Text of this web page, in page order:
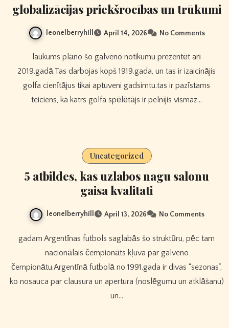
globalizācijas priekšrocības un trūkumi
leonelberryhill April 14, 2026 No Comments
2019.gadā.Tas darbojas kopš 1919.gada, un tas ir izaicinājis
golfa cienītājus tikai aptuveni gadsimtu.tas ir pazīstams
teiciens, ka katrs golfa spēlētājs ir pelnījis vismaz…
Uncategorized
5 atbildes, kas uzlabos nagu salonu
gaisa kvalitāti
leonelberryhill April 13, 2026 No Comments
gadam Argentīnas futbols saglabās šo struktūru, pēc tam
nacionālais čempionāts kļuva par galveno
čempionātu.Argentīnā futbolā no 1991.gada ir divas “sezonas”,
ko nosauca par clausura un apertura (noslēgumu un atklāšanu)
un…